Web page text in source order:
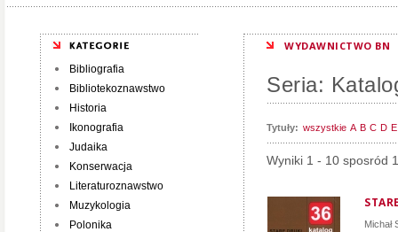
Bibliografia
Bibliotekoznawstwo
Historia
Ikonografia
Judaika
Konserwacja
Literaturoznawstwo
Muzykologia
Polonika
WYDAWNICTWO BN
Seria:
Tytuły: wszystkie A B C D E
Wyniki 1 - 10 sposród
Michał